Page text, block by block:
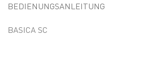
BEDIENUNGSANLEITUNG
BASICA SC